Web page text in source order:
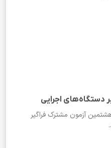
هشتمین آزمون مشترک فراگیر